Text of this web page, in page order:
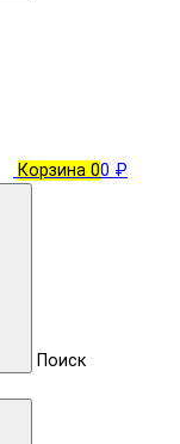
Корзина 00 ₽
Поиск